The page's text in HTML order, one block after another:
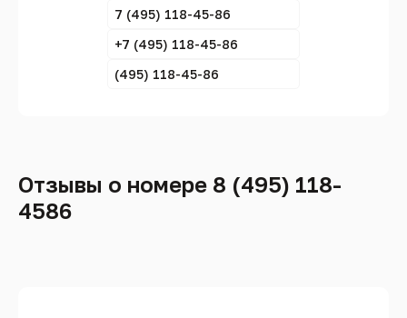
7 (495) 118-45-86
+7 (495) 118-45-86
(495) 118-45-86
Отзывы о номере 8 (495) 118-
4586